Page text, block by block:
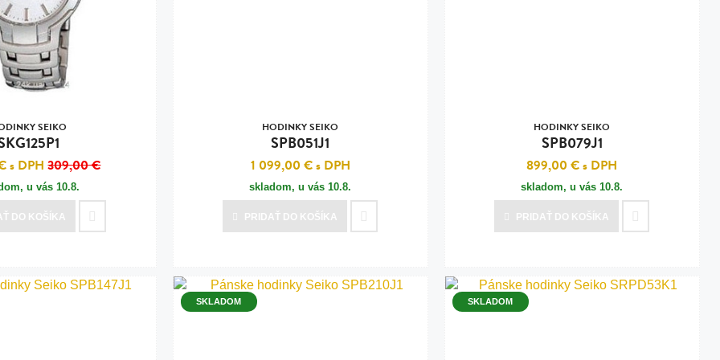
oceľ, silikón,
perla
oceľ
oceľ
oceľ
SEIKO
s DPH 309,00 €
u vás 10.8.
DO KOŠÍKA
HODINKY SEIKO
SPB051J1
1 099,00 €s DPH
skladom, u vás 10.8.
PRIDAŤ DO KOŠÍKA
HODINKY SEIKO
SPB079J1
899,00 €s DPH
skladom, u vás 10.8.
PRIDAŤ DO KOŠÍKA
SKLADOM SKLADOM